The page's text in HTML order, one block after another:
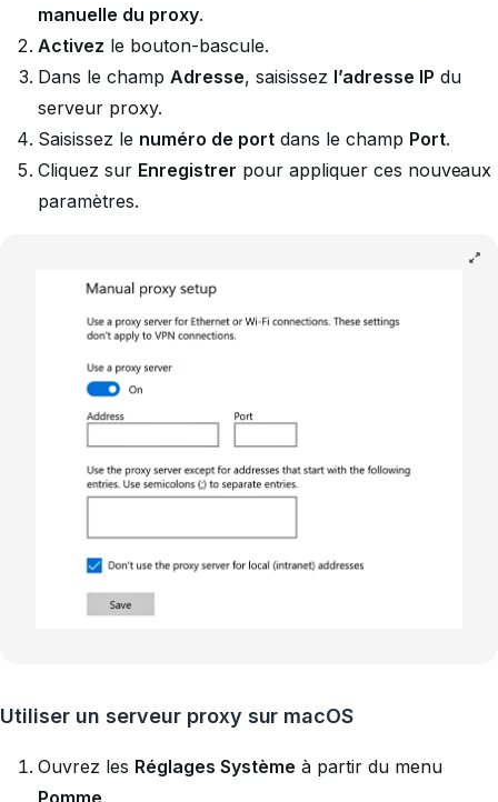
manuelle du proxy.
Activez le bouton-bascule.
Dans le champ Adresse, saisissez l’adresse IP du
serveur proxy.
Saisissez le numéro de portdans le champ Port.
Cliquez sur Enregistrer pour appliquer ces nouveaux
paramètres.
Utiliser un serveur proxy sur macOS
Ouvrez les Réglages Système à partir du menu
Pomme.